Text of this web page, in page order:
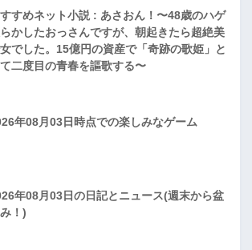
すめネット小説 : あさおん！〜48歳のハゲ
かしたおっさんですが、朝起きたら超絶美
でした。15億円の資産で「奇跡の歌姫」と
て二度目の青春を謳歌する〜
年08月03日時点での楽しみなゲーム
年08月03日の日記とニュース(週末から盆
！)